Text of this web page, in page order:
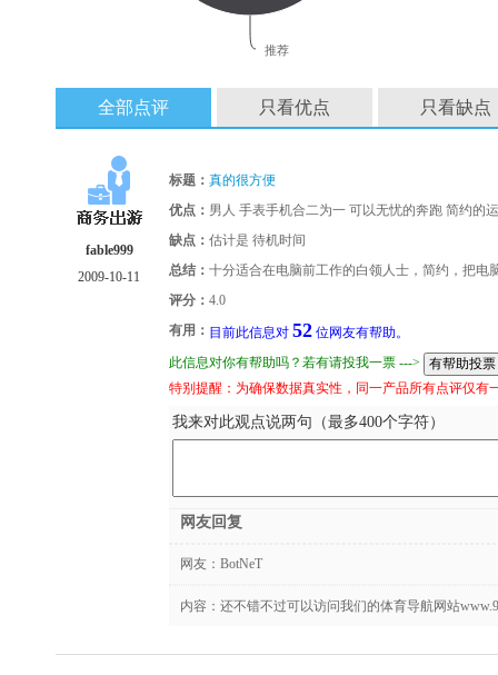
推荐
全部点评 只看优点 只看缺点
fable999
2009-10-11
标题： 真的很方便
优点： 男人 手表手机合二为一 可以无忧的奔跑 简约的
缺点： 估计是 待机时间
总结： 十分适合在电脑前工作的白领人士，简约，把电
评分： 4.0
有用： 目前此信息对 52 位网友有帮助。
此信息对你有帮助吗？若有请投我一票 --->
特别提醒：为确保数据真实性，同一产品所有点评仅有
我来对此观点说两句（最多400个字符）
网友回复
网友： BotNeT
内容：还不错不过可以访问我们的体育导航网站